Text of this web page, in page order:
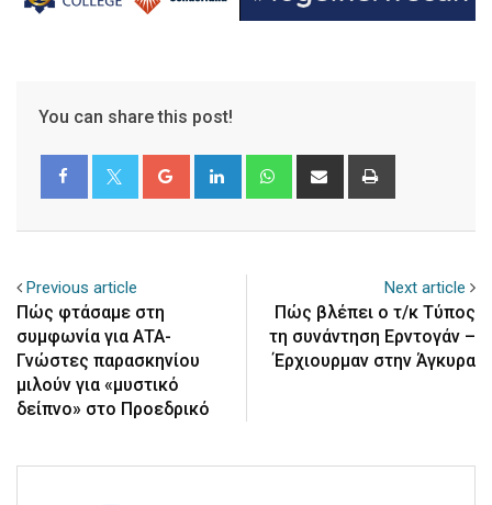
You can share this post!
Google+ LinkedIn WhatsappShare
Previous article
Πώς φτάσαμε στη
συμφωνία για ΑΤΑ-
Γνώστες παρασκηνίου
μιλούν για «μυστικό
δείπνο» στο Προεδρικό
Next article
Πώς βλέπει ο τ/κ Τύπος
τη συνάντηση Ερντογάν –
Έρχιουρμαν στην Άγκυρα